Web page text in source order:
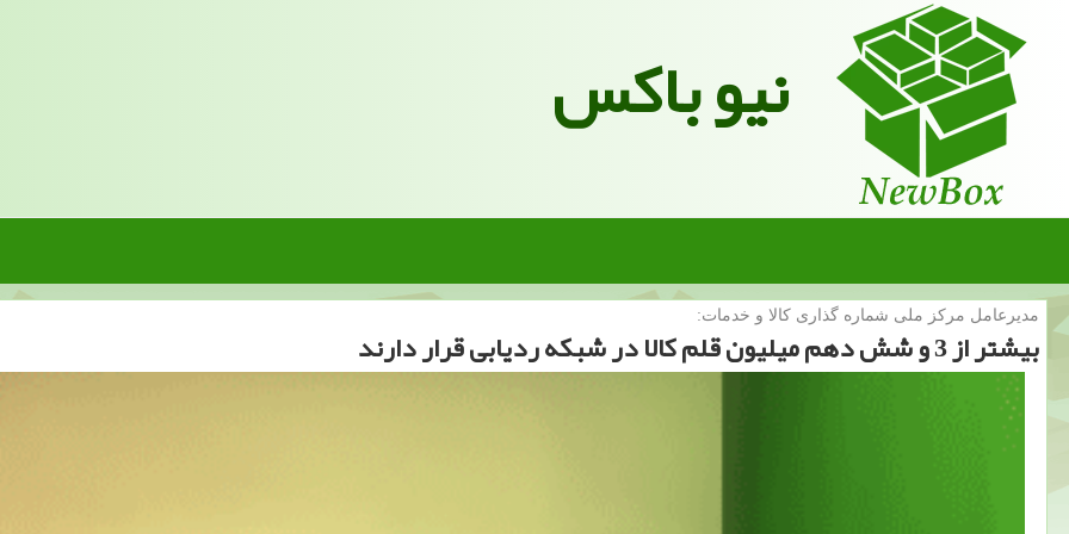
نیو باکس
مدیرعامل مركز ملی شماره گذاری كالا و خدمات:
بیشتر از 3 و شش دهم میلیون قلم كالا در شبكه ردیابی قرار دارند